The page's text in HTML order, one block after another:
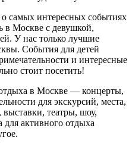
самых интересных событиях
в Москве с девушкой,
У нас только лучшие
События для детей
и интересные
стоит посетить!
в Москве — концерты,
для экскурсий, места,
театры, шоу,
для активного отдыха